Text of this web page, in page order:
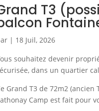
T3
| 18 Juil, 2026
souhaitez devenir
dans un quartier
Grand T3 de 72m2
Camp est fait pour